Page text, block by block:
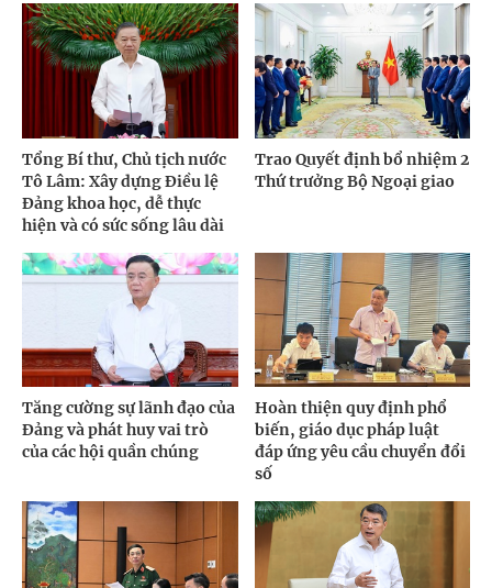
Tổng Bí thư, Chủ tịch nước
Tô Lâm: Xây dựng Điều lệ
Đảng khoa học, dễ thực
hiện và có sức sống lâu dài
Trao Quyết định bổ nhiệm 2
Thứ trưởng Bộ Ngoại giao
Tăng cường sự lãnh đạo của
Đảng và phát huy vai trò
của các hội quần chúng
Hoàn thiện quy định phổ
biến, giáo dục pháp luật
đáp ứng yêu cầu chuyển đổi
số